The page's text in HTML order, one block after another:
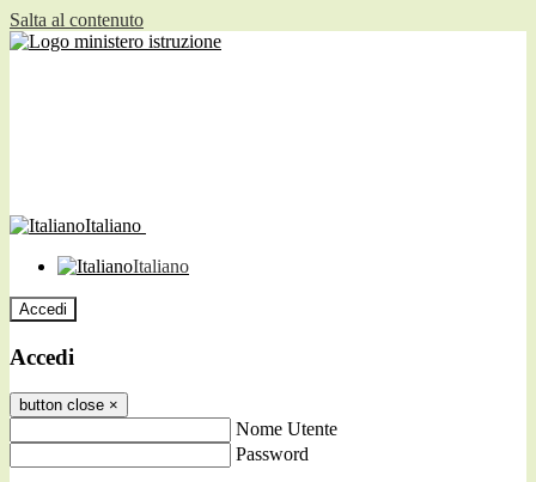
Salta al contenuto
Italiano
Italiano
Accedi
Accedi
button close ×
Nome Utente
Password